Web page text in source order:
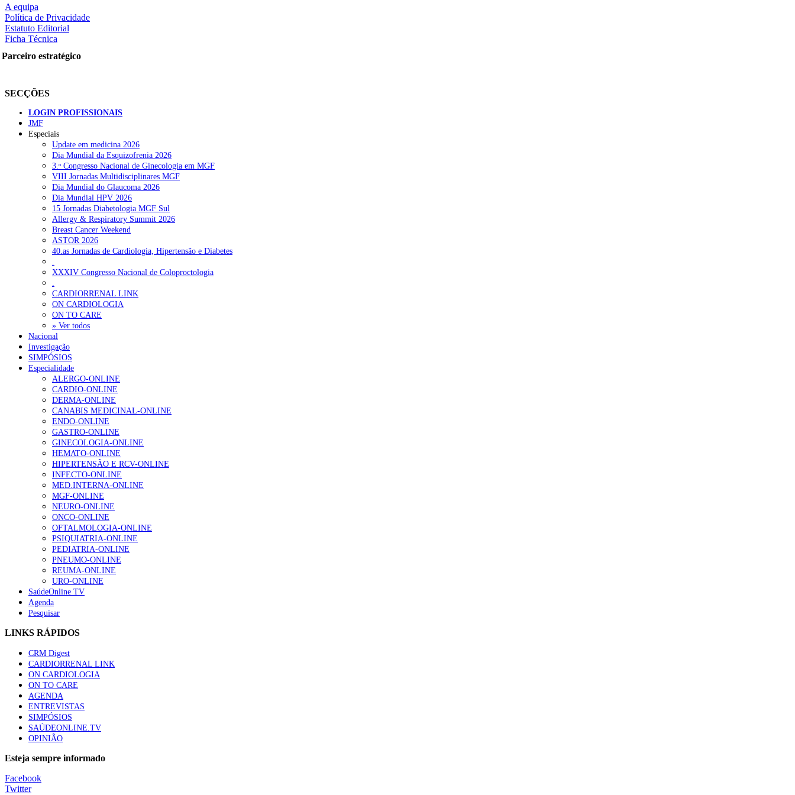
nas redes sociais:
RECENTES
Quase 11.900 jovens recorreram aos cheques psicólogo e nutricionista no primeiro mês
ULS de Coimbra estreia cirurgia endoscópica do ouvido com apoio robótico em Portugal
Enfermeiros exigem esclarecimentos sobre eventual gestão privada da ULS do Algarve
Ordem dos Médicos alerta para riscos no novo sistema de acesso a consultas e cirurgias
Portugal está a formar os médicos de que precisa?
MAIS LIDAS
Enfermagem Forense. “Da urgência ao tribunal, cada gesto conta e cada profissional faz a diferença”
202 visualizações
Alguns milhares de utentes podem ficar sem médico de família com nova regras do registo, alerta associação
155 visualizações
1.º Episódio do Podcast “Frequência Cardio – Sintoniza-te na Insuficiência Cardíaca” da Bayer
99 visualizações
“Os programas de rastreio do cancro do pulmão são custo-efetivos e representam um investimento sustentável para os sistemas de saúde”
88 visualizações
Quase quatro em cada dez doentes com enfarte apresentavam níveis elevados de Lp(a), revela estudo
86 visualizações
Trodelvy aprovado para primeira linha no cancro da mama triplo negativo metastático em doentes não elegíveis para inibidores PD-(L)1
61 visualizações
MAIS NOTÍCIAS
Curso de diabetes mellitus nas JEDC
A equipa
Política de Privacidade
Estatuto Editorial
Ficha Técnica
Parceiro estratégico
SECÇÕES
LOGIN PROFISSIONAIS
JMF
Especiais
Update em medicina 2026
Dia Mundial da Esquizofrenia 2026
3.ᵒ Congresso Nacional de Ginecologia em MGF
VIII Jornadas Multidisciplinares MGF
Dia Mundial do Glaucoma 2026
Dia Mundial HPV 2026
15 Jornadas Diabetologia MGF Sul
Allergy & Respiratory Summit 2026
Breast Cancer Weekend
ASTOR 2026
40.as Jornadas de Cardiologia, Hipertensão e Diabetes
.
XXXIV Congresso Nacional de Coloproctologia
.
CARDIORRENAL LINK
ON CARDIOLOGIA
ON TO CARE
» Ver todos
Nacional
Investigação
SIMPÓSIOS
Especialidade
ALERGO-ONLINE
CARDIO-ONLINE
DERMA-ONLINE
CANABIS MEDICINAL-ONLINE
ENDO-ONLINE
GASTRO-ONLINE
GINECOLOGIA-ONLINE
HEMATO-ONLINE
HIPERTENSÃO E RCV-ONLINE
INFECTO-ONLINE
MED.INTERNA-ONLINE
MGF-ONLINE
NEURO-ONLINE
ONCO-ONLINE
OFTALMOLOGIA-ONLINE
PSIQUIATRIA-ONLINE
PEDIATRIA-ONLINE
PNEUMO-ONLINE
REUMA-ONLINE
URO-ONLINE
SaúdeOnline TV
Agenda
Pesquisar
LINKS RÁPIDOS
CRM Digest
CARDIORRENAL LINK
ON CARDIOLOGIA
ON TO CARE
AGENDA
ENTREVISTAS
SIMPÓSIOS
SAÚDEONLINE.TV
OPINIÃO
Esteja sempre informado
Facebook
Twitter